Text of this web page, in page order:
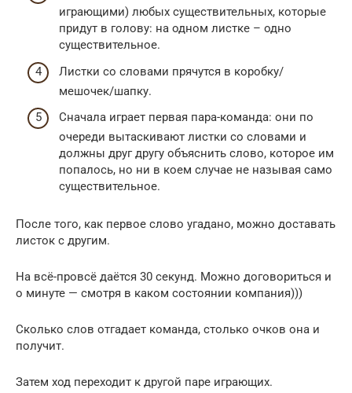
играющими) любых существительных, которые
придут в голову: на одном листке – одно
существительное.
Листки со словами прячутся в коробку/
мешочек/шапку.
Сначала играет первая пара-команда: они по
очереди вытаскивают листки со словами и
должны друг другу объяснить слово, которое им
попалось, но ни в коем случае не называя само
существительное.
После того, как первое слово угадано, можно доставать
листок с другим.
На всё-провсё даётся 30 секунд. Можно договориться и
о минуте — смотря в каком состоянии компания)))
Сколько слов отгадает команда, столько очков она и
получит.
Затем ход переходит к другой паре играющих.